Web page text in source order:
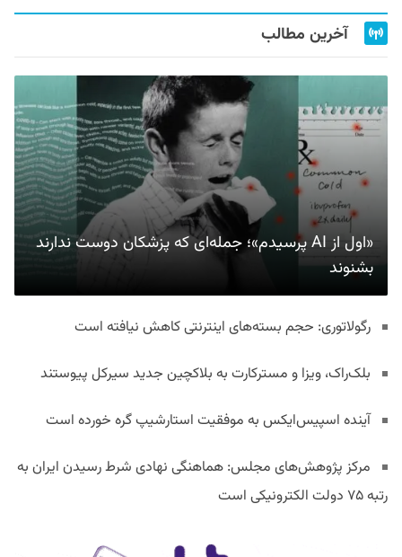
آخرین مطالب
«اول از AI پرسیدم»؛ جمله‌ای که پزشکان دوست ندارند
بشنوند
رگولاتوری: حجم بسته‌های اینترنتی کاهش نیافته است
بلک‌راک، ویزا و مسترکارت به بلاکچین جدید سیرکل پیوستند
آینده اسپیس‌ایکس به موفقیت استارشیپ گره خورده است
مرکز پژوهش‌های مجلس: هماهنگی نهادی شرط رسیدن ایران به
رتبه ۷۵ دولت الکترونیکی است